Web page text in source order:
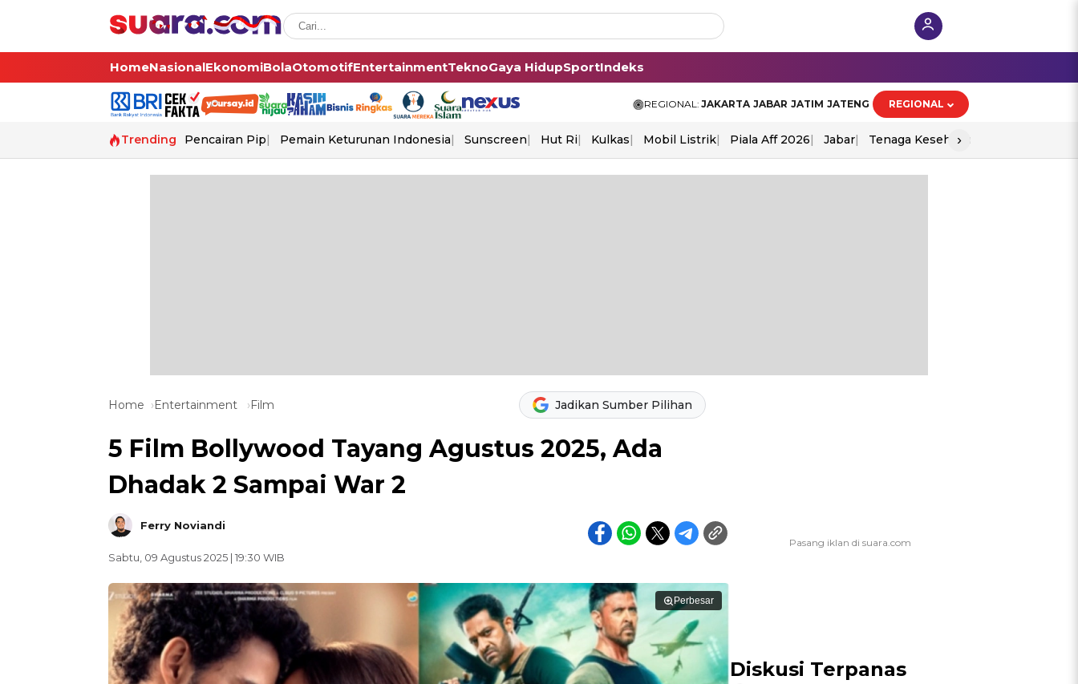
HomeNasionalEkonomiBolaOtomotifEntertainmentTeknoGaya HidupSportIndeks
REGIONAL: JAKARTA JABAR JATIM JATENG REGIONAL
Trending Pencairan Pip Pemain Keturunan Indonesia Sunscreen Hut Ri Kulkas Mobil Listrik Piala Aff 2026 Jabar Tenaga Kesehatan
›
Home Entertainment Film Jadikan Sumber Pilihan
5 Film Bollywood Tayang Agustus 2025, Ada
Dhadak 2 Sampai War 2
Ferry Noviandi
Sabtu, 09 Agustus 2025 | 19:30 WIB
Perbesar
Diskusi Terpanas